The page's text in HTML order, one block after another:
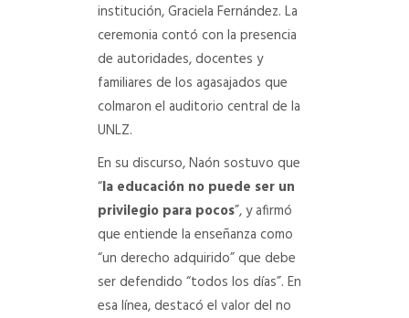
institución, Graciela Fernández. La
ceremonia contó con la presencia
de autoridades, docentes y
familiares de los agasajados que
colmaron el auditorio central de la
UNLZ.
En su discurso, Naón sostuvo que
“la educación no puede ser un
privilegio para pocos”, y afirmó
que entiende la enseñanza como
“un derecho adquirido” que debe
ser defendido “todos los días”. En
esa línea, destacó el valor del no